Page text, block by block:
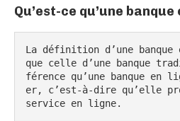
Qu’est-ce qu’une banque
La définition d’une banque
que celle d’une banque
férence qu’une banque en
er, c’est-à-dire qu’elle
service en ligne.